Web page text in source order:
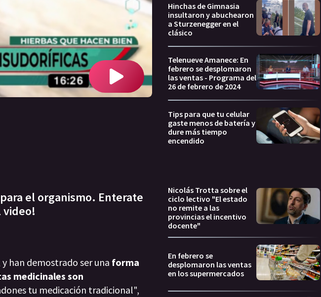
el organismo. Enterate
video!
han demostrado ser una forma
medicinales son
tu medicación tradicional",
Hinchas de Gimnasia
insultaron y abuchearon
a Sturzenegger en el
clásico
Telenueve Amanece: En
febrero se desplomaron
las ventas - Programa del
26 de febrero de 2024
Tips para que tu celular
gaste menos de batería y
dure más tiempo
encendido
Nicolás Trotta sobre el
ciclo lectivo "El estado
no remite a las
provincias el incentivo
docente"
En febrero se
desplomaron las ventas
en los supermercados